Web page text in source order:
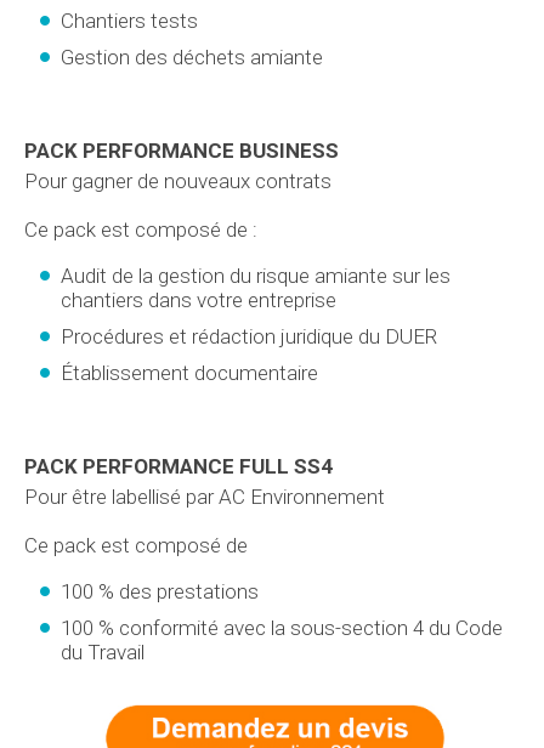
Chantiers tests
Gestion des déchets amiante
PACK PERFORMANCE BUSINESS
Pour gagner de nouveaux contrats
Ce pack est composé de :
Audit de la gestion du risque amiante sur les
chantiers dans votre entreprise
Procédures et rédaction juridique du DUER
Établissement documentaire
PACK PERFORMANCE FULL SS4
Pour être labellisé par AC Environnement
Ce pack est composé de
100 % des prestations
100 % conformité avec la sous-section 4 du Code
du Travail